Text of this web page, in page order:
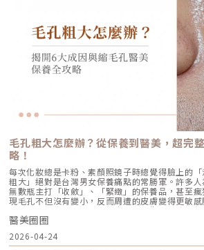
隔30天）後，在1個月與4個月的評估中，皮膚彈
升，且效果可維持至少4個月。受試者自我評估
緻，印證持續治療的重要性。（參考來源：
菲洛療程前後注意事項術前： 停止服用抗凝血藥
E） 治療當天避免化妝、飲酒 保持作息規律，避
24小時內避免按摩施打部位 三天內避免劇烈運動
熱敷與刺激性護膚產品 建議加強保濕、防曬，幫
與風險Profhilo屬於非交聯玻尿酸，不含化學交
作用相對少。常見輕微反應包括： 注射處短暫腫
（數日內可自行消退） 極少數人可能會有輕微搔
內緩解※ 選擇合法診所與原廠授權產品，是避免
為什麼 Profhilo 成為新一代醫美趨勢？隨著醫美
追求自然、柔和的改善效果，不希望臉部看起來
與傳統填充型療程最大的不同，在於它獨特的「
並非單純地填補，而是將高濃度玻尿酸均勻分布於
膠原蛋白與彈力蛋白新生，啟動肌膚的自我修復能
有效降低傳統填充物可能帶來的異物感，也更貼近
外，Profhilo 完美契合了當前醫美市場「微侵入
趨勢。它填補了日常保養品與侵入式手術之間的
限制表情，也不需要像手術拉皮那樣漫長的恢復
率的現代人來說，這讓它更容易被接受，成為許
首選。臨床案例分享以下為原廠提供的實際案例
程，觀察治療前後肌膚狀態的變化，供大家參考了
Profhilo常見Q&AQ1：PROFHILO和水光療程有
膚表層補水，讓皮膚變得水嫩透亮；而
水，還能活化膠原蛋白、彈力蛋白等細胞修復，
織受熱收縮，會有 10-20% 的即時拉提感。真正
個月，隨著膠原蛋白的大量新生，輪廓會日益清
生活作息下，一次優良的治療效果可維持 12–18
處方箋：美音二代的精準佈點很多診所標榜「破
持：條數不是越多越好，精準度才是關鍵。過多
（臉凹），過少則無感。在辰美學，我會根據每
程度，規劃專屬的能量地圖。以下是 2026 年我常用
更好的「精緻度」，我常會建議在音波拉提後，
外輪廓的固定，或是以「混合式填充」補足流失
提、由外固定」的複合思維，才是現代抗老的趨
避坑建議當妳搜尋「美國音波二代價格」時，會
為醫師，我必須提醒大家，費用背後包含的是原廠
及最重要的「醫師的技術與判讀經驗」。 認明原
器與探頭 QR Code，確保非水貨或非法翻新探頭
提需要精準的解剖學知識，只有受過原廠培訓的
內」將能量發揮到極致。六、 結語：愛美，是為
說，醫美的意義不在於把妳變成另外一個人，而
妳」。看著客人在治療後，重新對鏡子裡的自己
為醫師最大的成就感。我會運用 Ultherapy Prime
技術，結合我對面部結構的美感理解，悉心守護妳
您也對輪廓的流失感到焦慮，或者正猶豫哪種療
診間，讓我們在一個放鬆、透明的環境下，一起
脂腺製造出過多的油脂。 毛囊角化異常：老廢角
混合後堵塞毛孔，形成粉刺。 痤瘡桿菌增生：堵
菌（C. acnes）的溫床，細菌大量繁殖。 發炎反
反應，導致紅腫、化膿，形成嚴重的囊腫型或膿
中，「皮脂分泌過盛」是啟動後續一連串災難的
抗生素主要針對殺菌；外用酸類主要針對去角質
制皮脂腺分泌，這也是為什麼口服 A 酸過去被視
器。然而，口服 A 酸伴隨著全身性的副作用。而
生，就是為了一次解決這個痛點：我們能不能在
效地控制皮脂腺？什麼是 AviClear 戰痘雷射？
AviClear 戰痘雷射是一台利用特定波長光能來治
心技術在於突破性的1726nm 波長雷射。1. 為什
吃油脂」的標靶治療在雷射醫學中，不同的波長
素、血紅素、水分）吸收。1726nm 這個波長非常
中，被皮脂（油脂）吸收的效率，大約是被水分吸
的雷射光束打入真皮層時，能量會精準地被富含油
收，進而產生熱能。這些熱能會破壞過度活躍的
泌量大幅下降。當沒有過多的油脂，毛孔就不易
存的養分，痘痘自然就失去了生長的溫床。2.
保護表皮，大幅提升舒適度既然要用熱能破壞深
燙傷？這正是 AviClear 的另一項核心專利。機器
藍寶石接觸式冷卻系統。在雷射擊發前、擊發中與
將表皮溫度維持在安全的低溫狀態。這不僅能防止
黑，更大幅降低了療程中的痛感，讓患者在不需要
耐受度而定），也能順利完成治療。AviClear 戰
毛孔粗大怎麼辦？從保養到醫美，超完
略！
每次化妝總是卡粉、素顏照鏡子時總覺得臉上的
粗大」絕對是台灣男女保養痛點的常勝軍。許多
無數瓶主打「收斂」、「緊緻」的保養品，甚至
現毛孔不但沒有變小，反而周遭的皮膚變得更敏
被撐大，就像是被撐鬆的橡皮筋，光靠日常塗抹
的。想要有效改善毛孔粗大，我們必須先搞懂你的
能對症下藥！這篇文章將帶你從日常保養到專業
大的終極對策。為什麼我的毛孔會變大？揭開毛孔
醫美圈圈
2026-04-24